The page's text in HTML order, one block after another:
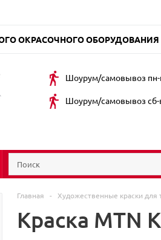
ОКРАСОЧНОГО ОБОРУДОВАНИЯ
Шоурум/самовывоз пн-
Шоурум/самовывоз сб-
Главная - Художественные краски для
Краска MTN